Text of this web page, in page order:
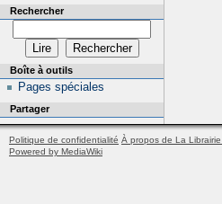
Rechercher
Boîte à outils
Pages spéciales
Partager
Politique de confidentialité À propos de La
Powered by MediaWiki